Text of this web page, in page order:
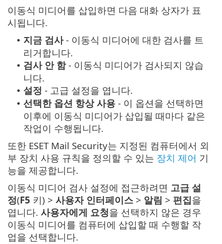
이동식 미디어를 삽입하면 다음 대화 상자가 표
시됩니다.
• 지금 검사- 이동식 미디어에 대한 검사를 트
리거합니다.
• 검사 안 함- 이동식 미디어가 검사되지 않습
니다.
• 설정 - 고급 설정을 엽니다.
• 선택한 옵션 항상 사용 - 이 옵션을 선택하면
이후에 이동식 미디어가 삽입될 때마다 같은
작업이 수행됩니다.
또한 ESET Mail Security는 지정된 컴퓨터에서 외
부 장치 사용 규칙을 정의할 수 있는 장치 제어 기
능을 제공합니다.
이동식 미디어 검사 설정에 접근하려면 고급 설
정(F5 키) > 사용자 인터페이스 > 알림 > 편집을
엽니다. 사용자에게 요청을 선택하지 않은 경우
이동식 미디어를 컴퓨터에 삽입할 때 수행할 작
업을 선택합니다.